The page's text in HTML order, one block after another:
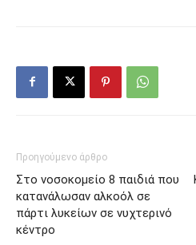
Προηγούμενο άρθρο
Στο νοσοκομείο 8 παιδιά που
κατανάλωσαν αλκοόλ σε
πάρτι λυκείων σε νυχτερινό
κέντρο